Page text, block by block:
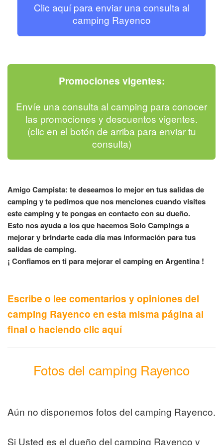
Clic aquí para enviar una consulta al
camping Rayenco
Promociones vigentes:
Envíe una consulta al camping para conocer
las promociones y descuentos vigentes.
(clic en el botón de arriba para enviar tu
consulta)
Amigo Campista: te deseamos lo mejor en tus salidas de
camping y te pedimos que nos menciones cuando visites
este camping y te pongas en contacto con su dueño.
Esto nos ayuda a los que hacemos Solo Campings a
mejorar y brindarte cada día mas información para tus
salidas de camping.
¡ Confiamos en ti para mejorar el camping en Argentina !
Escribe o lee comentarios y opiniones del
camping Rayenco en esta misma página al
final o haciendo clic aquí
Fotos del camping Rayenco
Aún no disponemos fotos del camping Rayenco.
Si Usted es el dueño del camping Rayenco y